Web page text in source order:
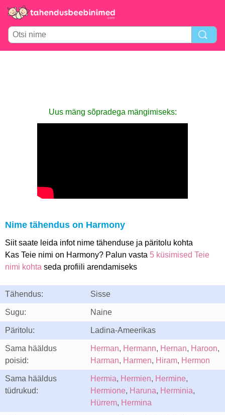
Uus mäng sõpradega mängimiseks:
Nime tähendus on Harmony
Siit saate leida infot nime tähenduse ja päritolu kohta
Kas Teie nimi on Harmony? Palun vasta 5 küsimised Teie
nimi kohta seda profiili arendamiseks
Tähendus: Sisse
Sugu: Naine
Päritolu: Ladina-Ameerikas
Sama hääldus
poisid:
Herman, Hermann, Hernan, Haroon,
Harman, Harmen, Hiram, Hermon
Sama hääldus
tüdrukud:
Hermia, Hermien, Hermine,
Hermione, Haruna, Herminia,
Hürrem, Hermina